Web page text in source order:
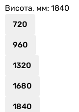
Висота, мм: 1840
720
960
1320
1680
1840